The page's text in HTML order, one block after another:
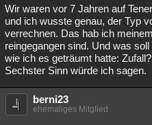
Lesenswert Schlüsselwörter
Wir waren vor 7 Jahren auf
und ich wusste genau, der Typ
verrechnen. Das hab ich
reingegangen sind. Und was
wie ich es geträumt hatte:
Sechster Sinn würde ich sagen.
berni23
ehemaliges Mitglied